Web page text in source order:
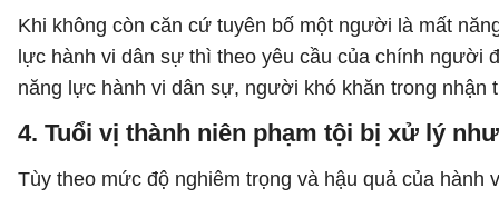
Khi không còn căn cứ tuyên bố một người là mất
lực hành vi dân sự thì theo yêu cầu của chính người
năng lực hành vi dân sự, người khó khăn trong
4. Tuổi vị thành niên phạm tội bị xử lý
Tùy theo mức độ nghiêm trọng và hậu quả của